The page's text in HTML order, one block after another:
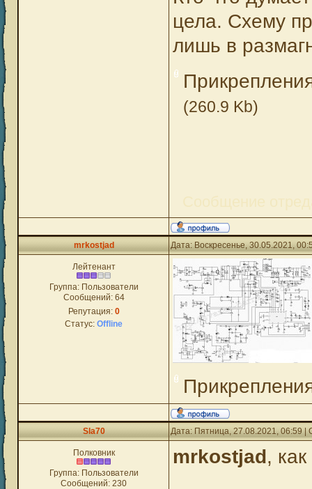
цела. Схему
лишь в
(260.9 Kb)
mrkostjad Дата: Воскресенье, 30.05.2021,
Лейтенант
Группа: Пользователи
Сообщений: 64
Репутация: 0
Статус: Offline
Sla70 Дата: Пятница, 27.08.2021, 06:59
Полковник
Группа: Пользователи
Сообщений: 230
mrkostjad,